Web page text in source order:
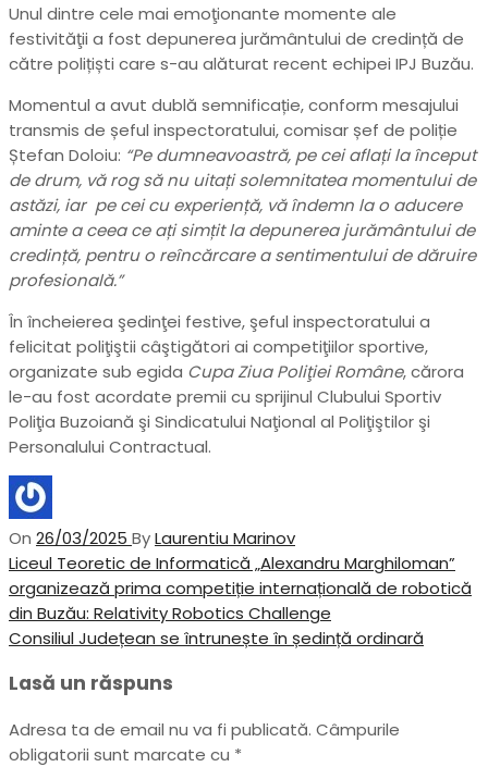
Unul dintre cele mai emoţionante momente ale
festivităţii a fost depunerea jurământului de credință de
către polițiști care s-au alăturat recent echipei IPJ Buzău.
Momentul a avut dublă semnificație, conform mesajului
transmis de șeful inspectoratului, comisar șef de poliție
Ștefan Doloiu: “Pe dumneavoastră, pe cei aflați laînceput
de drum, vă rog să nu uitați solemnitatea momentului de
astăzi, iar pe cei cu experiență, vă îndemn la o aducere
aminte a ceea ce ați simțit la depunerea jurământului de
credință, pentru o reîncărcare a sentimentului de dăruire
profesională.”
În încheierea şedinţei festive, şeful inspectoratului a
felicitat poliţiştii câştigători ai competiţiilor sportive,
organizate sub egida Cupa Ziua Poliţiei Române, cărora
le-au fost acordate premii cu sprijinul Clubului Sportiv
Poliţia Buzoiană şi Sindicatului Naţional al Poliţiştilor şi
Personalului Contractual.
On 26/03/2025 ByLaurentiu Marinov
Navigare
în
articole
Previous
Post
Liceul Teoretic de Informatică „Alexandru Marghiloman”
organizează prima competiție internațională de robotică
din Buzău: Relativity Robotics Challenge
Next
Consiliul Județean se întrunește în ședință ordinară
Lasă un răspuns
Adresa ta de email nu va fi publicată. Câmpurile
obligatorii sunt marcate cu *